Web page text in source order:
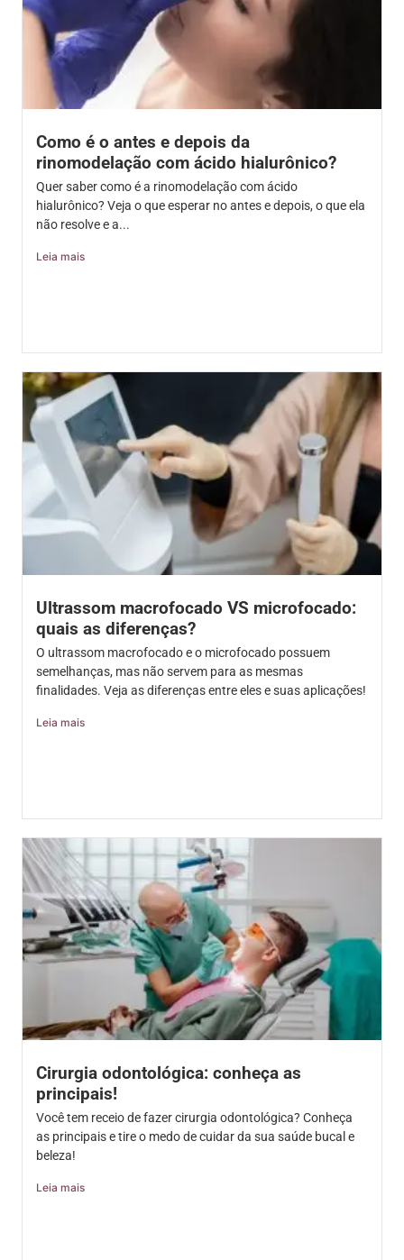
Como é o antes e depois da
rinomodelação com ácido hialurônico?
Quer saber como é a rinomodelação com ácido
hialurônico? Veja o que esperar no antes e depois, o que ela
não resolve e a...
Leia mais
Ultrassom macrofocado VS microfocado:
quais as diferenças?
O ultrassom macrofocado e o microfocado possuem
semelhanças, mas não servem para as mesmas
finalidades. Veja as diferenças entre eles e suas aplicações!
Leia mais
Cirurgia odontológica: conheça as
principais!
Você tem receio de fazer cirurgia odontológica? Conheça
as principais e tire o medo de cuidar da sua saúde bucal e
beleza!
Leia mais